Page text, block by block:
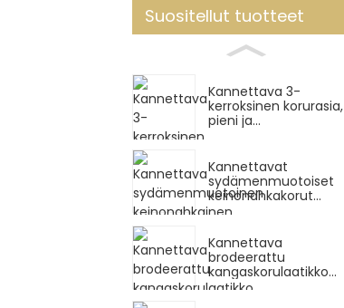
Suositellut tuotteet
Kannettava 3-
kerroksinen korurasia,
pieni ja...
Kannettavat
sydämenmuotoiset
keinonahkakorut...
Kannettava
brodeerattu
kangaskorulaatikko...